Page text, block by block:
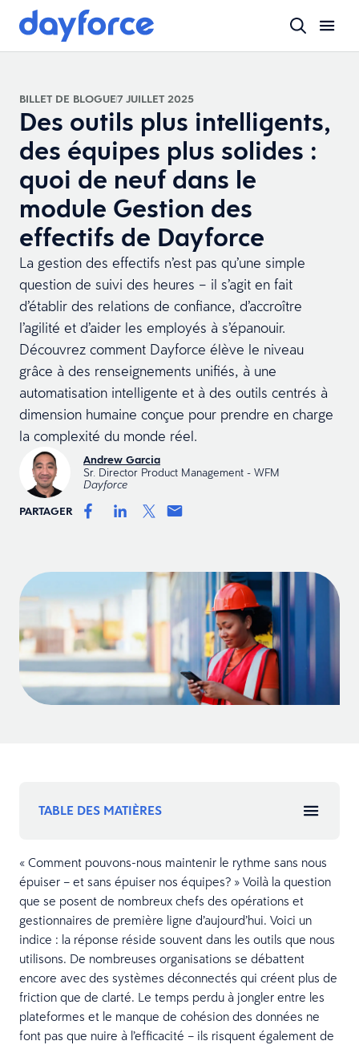
BILLET DE BLOGUE7 JUILLET 2025
Des outils plus intelligents,
des équipes plus solides :
quoi de neuf dans le
module Gestion des
effectifs de Dayforce
La gestion des effectifs n’est pas qu’une simple
question de suivi des heures – il s’agit en fait
d’établir des relations de confiance, d’accroître
l’agilité et d’aider les employés à s’épanouir.
Découvrez comment Dayforce élève le niveau
grâce à des renseignements unifiés, à une
automatisation intelligente et à des outils centrés à
dimension humaine conçue pour prendre en charge
la complexité du monde réel.
Andrew Garcia
Sr. Director Product Management - WFM
Dayforce
PARTAGER
TABLE DES MATIÈRES
« Comment pouvons-nous maintenir le rythme sans nous
épuiser – et sans épuiser nos équipes? » Voilà la question
que se posent de nombreux chefs des opérations et
gestionnaires de première ligne d’aujourd’hui. Voici un
indice : la réponse réside souvent dans les outils que nous
utilisons. De nombreuses organisations se débattent
encore avec des systèmes déconnectés qui créent plus de
friction que de clarté. Le temps perdu à jongler entre les
plateformes et le manque de cohésion des données ne
font pas que nuire à l’efficacité – ils risquent également de